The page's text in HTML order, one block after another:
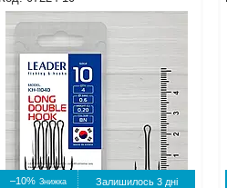
–10% Залишилось 3 дні